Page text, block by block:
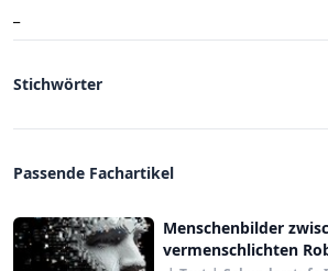
Stichwörter
Passende Fachartikel
Menschenbilder
vermenschlichten